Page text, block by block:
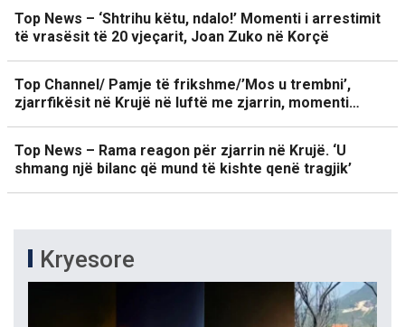
Top News – ‘Shtrihu këtu, ndalo!’ Momenti i arrestimit
të vrasësit të 20 vjeçarit, Joan Zuko në Korçë
Top Channel/ Pamje të frikshme/’Mos u trembni’,
zjarrfikësit në Krujë në luftë me zjarrin, momenti…
Top News – Rama reagon për zjarrin në Krujë. ‘U
shmang një bilanc që mund të kishte qenë tragjik’
Kryesore